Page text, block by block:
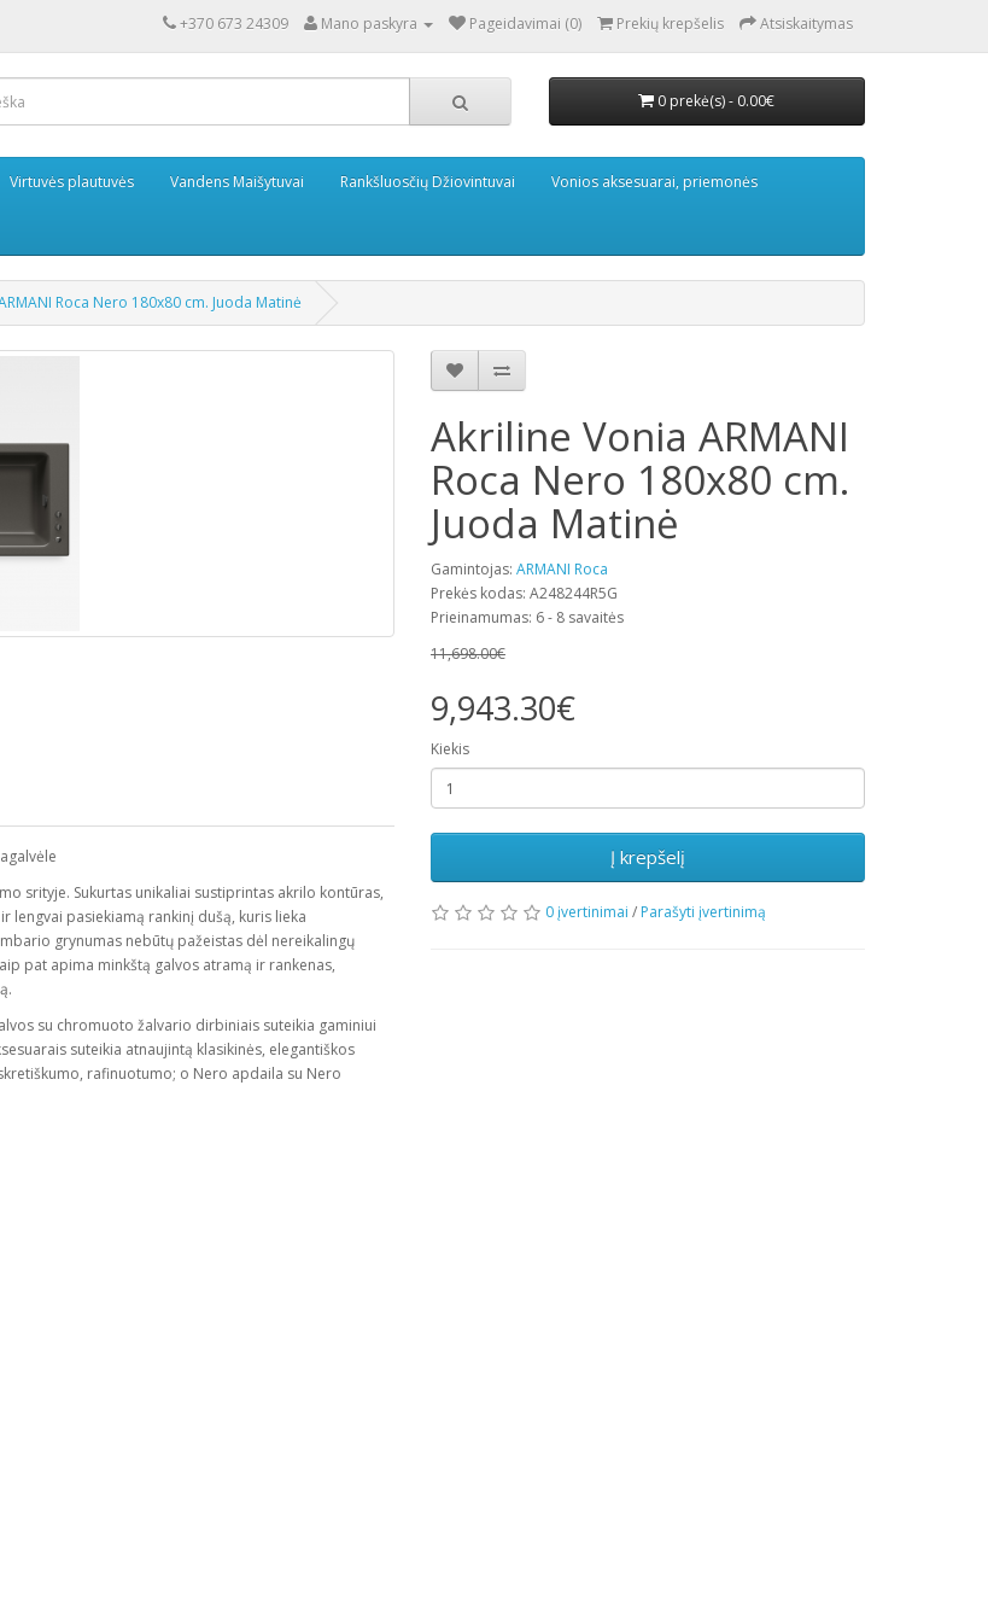
+370 673 24309 Mano paskyra Pageidavimai (0) Prekių krepšelis Atsiskaitymas
0 prekė(s) - 0.00€
Virtuvės plautuvės Vandens Maišytuvai Rankšluosčių Džiovintuvai Vonios aksesuarai, priemonės
Roca Nero 180x80 cm. Juoda Matinė
srityje. Sukurtas unikaliai sustiprintas akrilo kontūras,
pasiekiamą rankinį dušą, kuris lieka
grynumas nebūtų pažeistas dėl nereikalingų
pat apima minkštą galvos atramą ir rankenas,
su chromuoto žalvario dirbiniais suteikia gaminiui
suteikia atnaujintą klasikinės, elegantiškos
rafinuotumo; o Nero apdaila su Nero
Akriline Vonia ARMANI
Roca Nero 180x80 cm.
Juoda Matinė
Gamintojas: ARMANI Roca
Prekės kodas: A248244R5G
Prieinamumas: 6 - 8 savaitės
11,698.00€
9,943.30€
Kiekis
Į krepšelį
0 įvertinimai / Parašyti įvertinimą